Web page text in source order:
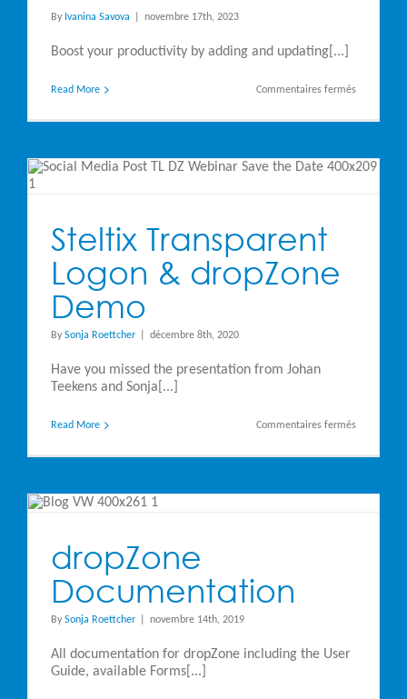
By Ivanina Savova novembre 17th, 2023
Boost your productivity by adding and updating[...]
Read More Commentaires ferméssur
Steltix Transparent
Logon & dropZone
Demo
By Sonja Roettcher décembre 8th, 2020
Have you missed the presentation from Johan
Teekens and Sonja[...]
Read More Commentaires ferméssur
dropZone
Documentation
By Sonja Roettcher novembre 14th, 2019
All documentation for dropZone including the User
Guide, available Forms[...]